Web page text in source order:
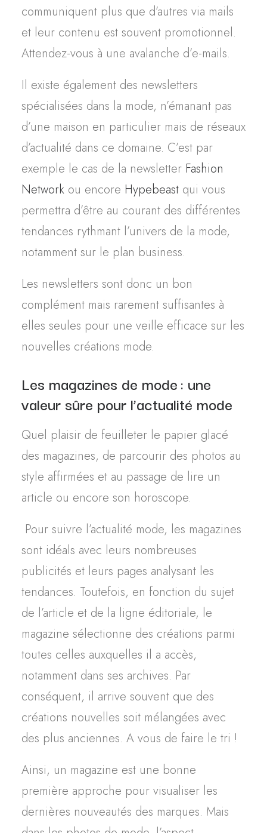
communiquent plus que d’autres via mails
et leur contenu est souvent promotionnel.
Attendez-vous à une avalanche d’e-mails.
Il existe également des newsletters
spécialisées dans la mode, n’émanant pas
d’une maison en particulier mais de réseaux
d’actualité dans ce domaine. C’est par
exemple le cas de la newsletter Fashion
Network ou encore Hypebeast qui vous
permettra d’être au courant des différentes
tendances rythmant l’univers de la mode,
notamment sur le plan business.
Les newsletters sont donc un bon
complément mais rarement suffisantes à
elles seules pour une veille efficace sur les
nouvelles créations mode.
Les magazines de mode: une
valeur sûre pour l’actualité mode
Quel plaisir de feuilleter le papier glacé
des magazines, de parcourir des photos au
style affirmées et au passage de lire un
article ou encore son horoscope.
Pour suivre l’actualité mode, les magazines
sont idéals avec leurs nombreuses
publicités et leurs pages analysant les
tendances. Toutefois, en fonction du sujet
de l’article et de la ligne éditoriale, le
magazine sélectionne des créations parmi
toutes celles auxquelles il a accès,
notamment dans ses archives. Par
conséquent, il arrive souvent que des
créations nouvelles soit mélangées avec
des plus anciennes. A vous de faire le tri !
Ainsi, un magazine est une bonne
première approche pour visualiser les
dernières nouveautés des marques. Mais